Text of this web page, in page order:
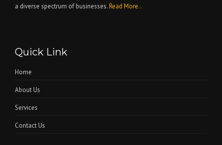
a diverse spectrum of businesses.Read More..
Quick Link
Home
About Us
Services
Contact Us